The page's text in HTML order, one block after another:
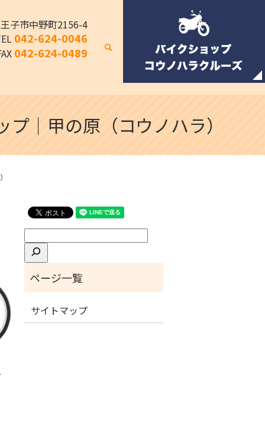
search
子市中野町2156-4
042-624-0046
042-624-0489
｜甲の原（コウノハラ）
検
索
サイトマップ